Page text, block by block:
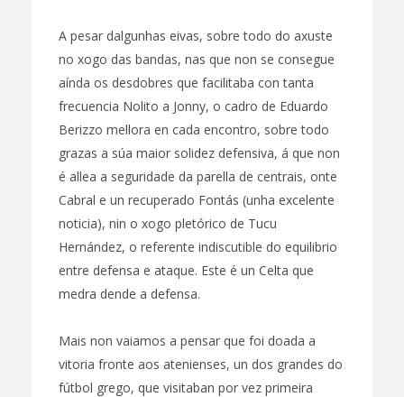
A pesar dalgunhas eivas, sobre todo do axuste
no xogo das bandas, nas que non se consegue
aínda os desdobres que facilitaba con tanta
frecuencia Nolito a Jonny, o cadro de Eduardo
Berizzo mellora en cada encontro, sobre todo
grazas a súa maior solidez defensiva, á que non
é allea a seguridade da parella de centrais, onte
Cabral e un recuperado Fontás (unha excelente
noticia), nin o xogo pletórico de Tucu
Hernández, o referente indiscutible do equilibrio
entre defensa e ataque. Este é un Celta que
medra dende a defensa.
Mais non vaiamos a pensar que foi doada a
vitoria fronte aos atenienses, un dos grandes do
fútbol grego, que visitaban por vez primeira